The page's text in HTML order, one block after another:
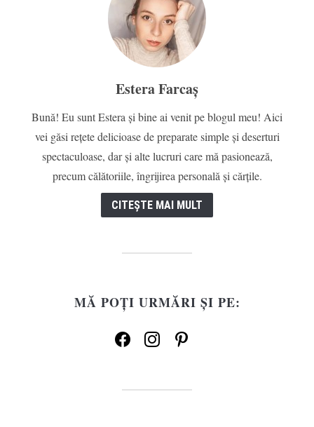
Estera Farcaș
Bună! Eu sunt Estera și bine ai venit pe blogul meu! Aici
vei găsi rețete delicioase de preparate simple și deserturi
spectaculoase, dar și alte lucruri care mă pasionează,
precum călătoriile, îngrijirea personală și cărțile.
CITEȘTE MAI MULT
MĂ POȚI URMĂRI ȘI PE:
facebookinstagrampinterest